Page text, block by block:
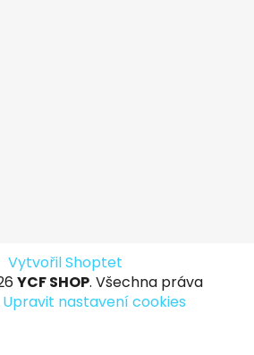
Vytvořil Shoptet
YCF SHOP. Všechna práva
Upravit nastavení cookies